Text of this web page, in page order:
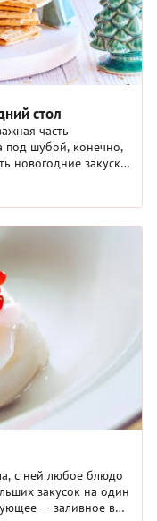
стол
часть
под шубой, конечно,
новогодние закуски
с ней любое блюдо
закусок на один
— заливное в